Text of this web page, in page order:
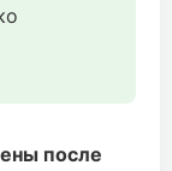
после